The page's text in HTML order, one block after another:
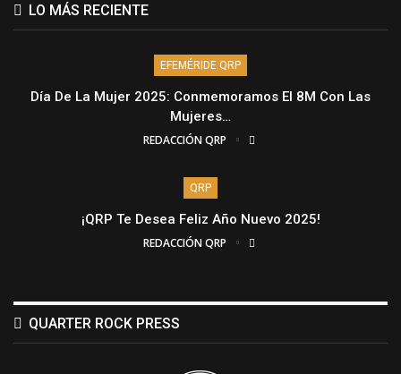
LO MÁS RECIENTE
EFEMÉRIDE QRP
Día De La Mujer 2025: Conmemoramos El 8M Con Las
Mujeres…
REDACCIÓN QRP
QRP
¡QRP Te Desea Feliz Año Nuevo 2025!
REDACCIÓN QRP
QUARTER ROCK PRESS